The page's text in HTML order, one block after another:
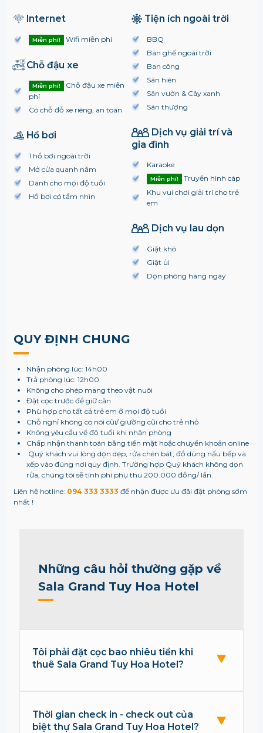
Internet
Miễn phí! Wifi miễn phí
Chỗ đậu xe
Miễn phí!
Chỗ đậu xe miễn
phí
Có chỗ đỗ xe riêng, an toàn
Hồ bơi
1 hồ bơi ngoài trời
Mở cửa quanh năm
Dành cho mọi độ tuổi
Hồ bơi có tầm nhìn
Tiện ích ngoài trời
BBQ
Bàn ghế ngoài trời
Ban công
Sân hiên
Sân vườn & Cây xanh
Sân thượng
Dịch vụ giải trí và
gia đình
Karaoke
Miễn phí!
Truyền hình cáp
Khu vui chơi giải trí cho trẻ
em
Dịch vụ lau dọn
Giặt khô
Giặt ủi
Dọn phòng hàng ngày
QUY ĐỊNH CHUNG
Nhận phòng lúc: 14h00
Trả phòng lúc: 12h00
Không cho phép mang theo vật nuôi
Đặt cọc trước để giữ căn
Phù hợp cho tất cả trẻ em ở mọi độ tuổi
Chỗ nghỉ không có nôi cũi/ giường cũi cho trẻ nhỏ
Không yêu cầu về độ tuổi khi nhận phòng
Chấp nhận thanh toán bằng tiền mặt hoặc chuyển khoản online
Quý khách vui lòng dọn dẹp, rửa chén bát, đồ dùng nấu bếp và
xếp vào đúng nơi quy định. Trường hợp Quý khách không dọn
rửa, chúng tôi sẽ tính phí phụ thu 200.000 đồng/ lần.
Liên hệ hotline: 094 333 3333 để nhận được ưu đãi đặt phòng sớm
nhất !
Những câu hỏi thường gặp về
Sala Grand Tuy Hoa Hotel
Tôi phải đặt cọc bao nhiêu tiền khi
thuê Sala Grand Tuy Hoa Hotel?
Thời gian check in - check out của
biệt thự Sala Grand Tuy Hoa Hotel?